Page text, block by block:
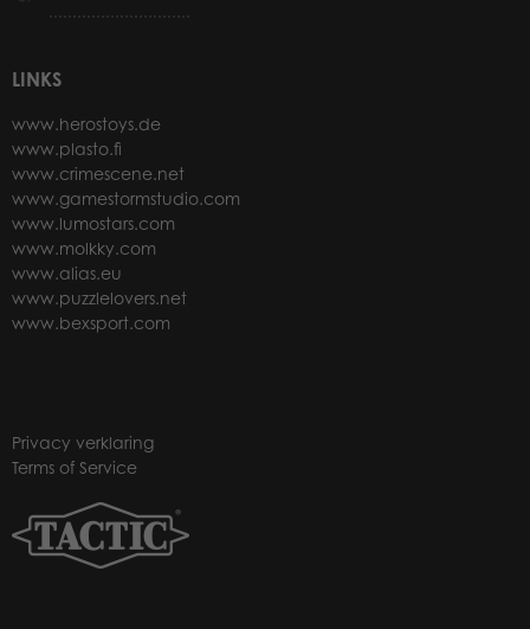
LINKS
www.herostoys.de
www.plasto.fi
www.crimescene.net
www.gamestormstudio.com
www.lumostars.com
www.molkky.com
www.alias.eu
www.puzzlelovers.net
www.bexsport.com
Privacy verklaring
Terms of Service